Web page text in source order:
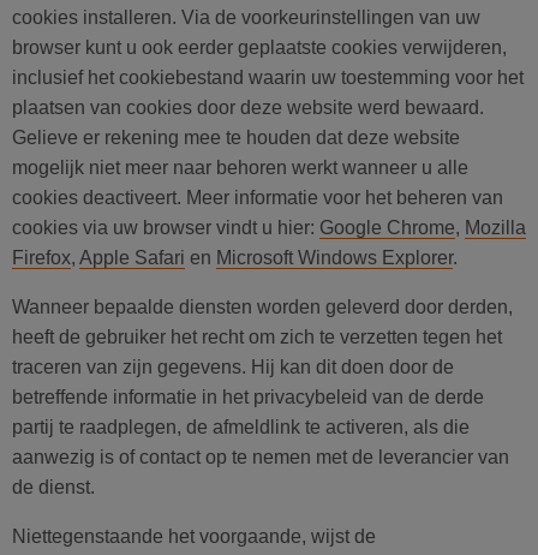
cookies installeren. Via de voorkeurinstellingen van uw
browser kunt u ook eerder geplaatste cookies verwijderen,
inclusief het cookiebestand waarin uw toestemming voor het
plaatsen van cookies door deze website werd bewaard.
Gelieve er rekening mee te houden dat deze website
mogelijk niet meer naar behoren werkt wanneer u alle
cookies deactiveert. Meer informatie voor het beheren van
cookies via uw browser vindt u hier: Google Chrome, Mozilla
Firefox, Apple Safari en Microsoft Windows Explorer.
Wanneer bepaalde diensten worden geleverd door derden,
heeft de gebruiker het recht om zich te verzetten tegen het
traceren van zijn gegevens. Hij kan dit doen door de
betreffende informatie in het privacybeleid van de derde
partij te raadplegen, de afmeldlink te activeren, als die
aanwezig is of contact op te nemen met de leverancier van
de dienst.
Niettegenstaande het voorgaande, wijst de